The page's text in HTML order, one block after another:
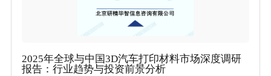
2025年全球与中国3D汽车打印材料市场深度调研
报告：行业趋势与投资前景分析